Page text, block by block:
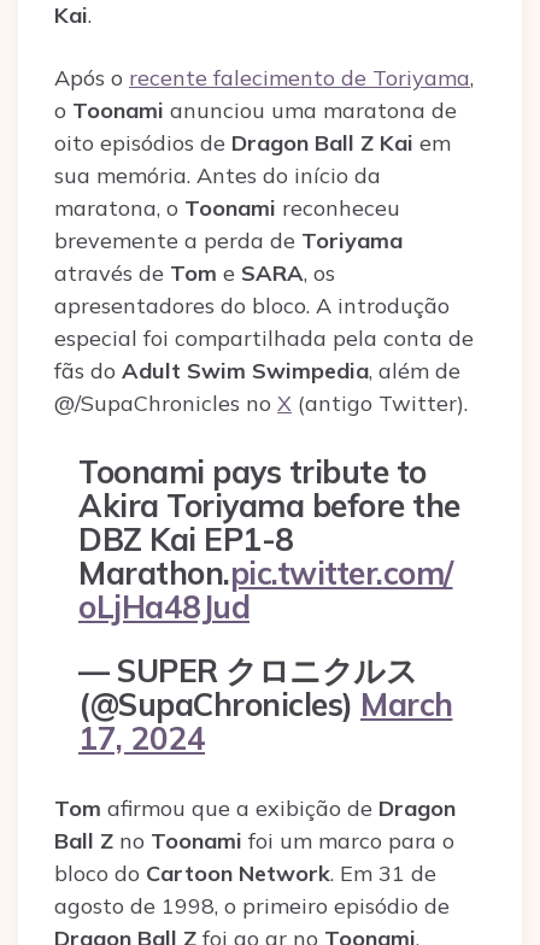
Kai.
Após o recente falecimento de Toriyama,
o Toonami anunciou uma maratona de
oito episódios de Dragon Ball Z Kai em
sua memória. Antes do início da
maratona, o Toonami reconheceu
brevemente a perda de Toriyama
através de Tom e SARA, os
apresentadores do bloco. A introdução
especial foi compartilhada pela conta de
fãs do Adult Swim Swimpedia, além de
@/SupaChronicles no X (antigo Twitter).
Toonami pays tribute to
Akira Toriyama before the
DBZ Kai EP1-8
Marathon.pic.twitter.com/
oLjHa48Jud
— SUPER クロニクルス
(@SupaChronicles) March
17, 2024
Tom afirmou que a exibição de Dragon
Ball Z no Toonami foi um marco para o
bloco do Cartoon Network. Em 31 de
agosto de 1998, o primeiro episódio de
Dragon Ball Z foi ao ar no Toonami.